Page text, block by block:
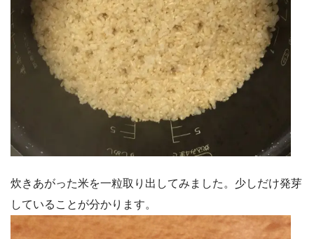
炊きあがった米を一粒取り出してみました。少しだけ発芽
していることが分かります。